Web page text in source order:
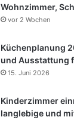
Wohnzimmer,
vor 2 Wochen
Küchenplanung
und Ausstattung
15. Juni 2026
Kinderzimmer
langlebige und